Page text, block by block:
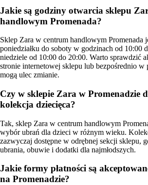
Jakie są godziny otwarcia sklepu
handlowym Promenada?
Sklep Zara w centrum handlowym Promenada
poniedziałku do soboty w godzinach od 10:00
niedziele od 10:00 do 20:00. Warto sprawdzić
stronie internetowej sklepu lub bezpośrednio w
mogą ulec zmianie.
Czy w sklepie Zara w Promenadzie
kolekcja dziecięca?
Tak, sklep Zara w centrum handlowym
wybór ubrań dla dzieci w różnym wieku.
zazwyczaj dostępne w odrębnej sekcji sklepu,
ubrania, obuwie i dodatki dla najmłodszych.
Jakie formy płatności są
na Promenadzie?